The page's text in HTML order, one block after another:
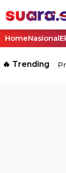
HomeNasional
🔥 Trending